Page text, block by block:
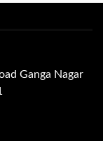
Ganga Nagar